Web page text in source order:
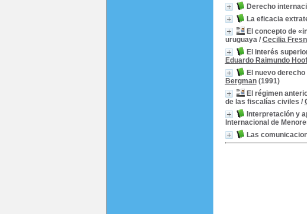
Derecho
La eficacia
El concepto de
uruguaya/ Cecilia
El interés
Eduardo Raimundo
El nuevo
Bergman(1991)
El régimen
de las fiscalías civiles /
Interpretación y
Internacional de
Las